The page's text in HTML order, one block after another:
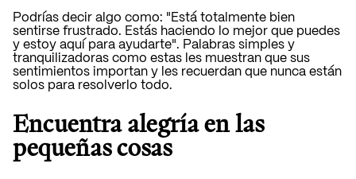
Podrías decir algo como: "Está totalmente bien
sentirse frustrado. Estás haciendo lo mejor que puedes
y estoy aquí para ayudarte". Palabras simples y
tranquilizadoras como estas les muestran que sus
sentimientos importan y les recuerdan que nunca están
solos para resolverlo todo.
Encuentra alegría en las
pequeñas cosas